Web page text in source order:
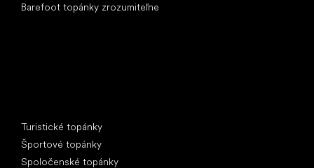
Barefoot topánky zrozumiteľne
Turistické topánky
Športové topánky
Spoločenské topánky